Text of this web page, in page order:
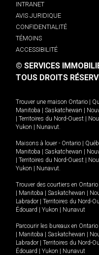
INTRANET
AVIS JURIDIQUE
CONFIDENTIALITÉ
TÉMOINS
ACCESSIBILITÉ
© SERVICES
TOUS DROITS
Trouver une maison Ontario
Manitoba
Saskatchewan
Territoires du Nord-Ouest
Yukon
Nunavut.
Maisons à louer - Ontario
Manitoba
Saskatchewan
Territoires du Nord-Ouest
Yukon
Nunavut.
Trouver des courtiers en Ontario
Manitoba Saskatchewan
Labrador
Territoires du Nord-
Édouard
Yukon Nunavut
Parcourir les bureaux en Ontario
Manitoba Saskatchewan
Labrador
Territoires du Nord-
Édouard
Yukon Nunavut